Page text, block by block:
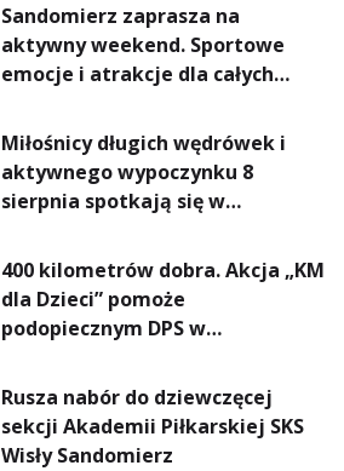
Sandomierz zaprasza na
aktywny weekend. Sportowe
emocje i atrakcje dla całych
Miłośnicy długich wędrówek i
aktywnego wypoczynku 8
sierpnia spotkają się w
Pieszym „Tam Gdzie Pieprz
Rośnie”
400 kilometrów dobra. Akcja „KM
dla Dzieci” pomoże
podopiecznym DPS w
Rusza nabór do dziewczęcej
sekcji Akademii Piłkarskiej SKS
Wisły Sandomierz